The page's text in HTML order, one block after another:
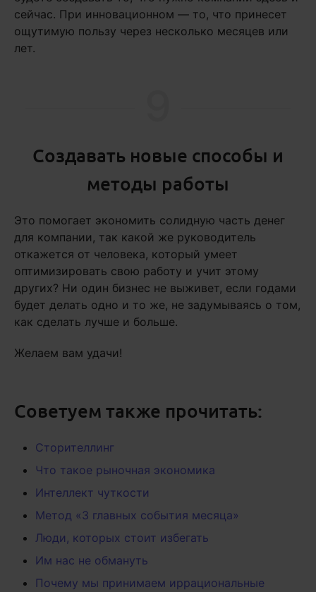
сейчас. При инновационном — то, что принесет
ощутимую пользу через несколько месяцев или
лет.
Создавать новые способы и
методы работы
Это помогает экономить солидную часть денег
для компании, так какой же руководитель
откажется от человека, который умеет
оптимизировать свою работу и учит этому
других? Ни один бизнес не выживет, если годами
будет делать одно и то же, не задумываясь о том,
как сделать лучше и больше.
Желаем вам удачи!
Советуем также прочитать:
Сторителлинг
Что такое рыночная экономика
Интеллект чуткости
Метод «3 главных события месяца»
Люди, которых стоит избегать
Им нас не обмануть
Почему мы принимаем иррациональные